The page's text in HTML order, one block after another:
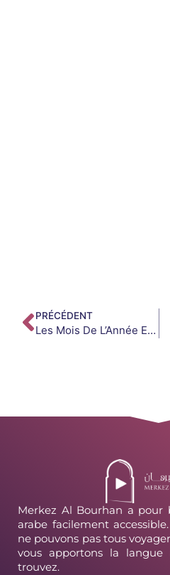
PRÉCÉDENT
Les Mois De L’Année En Arabe
Merkez Al Bourhan a
arabe facilement
ne pouvons pas tous
vous apportons la
trouvez.